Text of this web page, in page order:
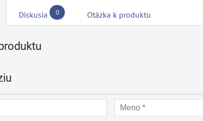
Diskusia 0 Otázka k produktu